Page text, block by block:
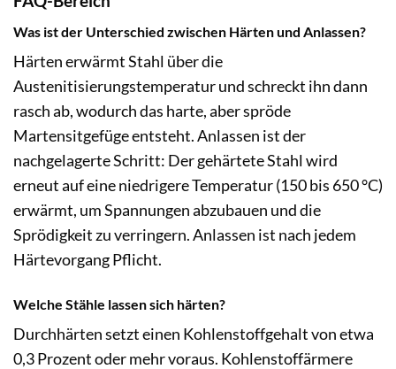
Was ist der Unterschied zwischen Härten und Anlassen?
Härten erwärmt Stahl über die
Austenitisierungstemperatur und schreckt ihn dann
rasch ab, wodurch das harte, aber spröde
Martensitgefüge entsteht. Anlassen ist der
nachgelagerte Schritt: Der gehärtete Stahl wird
erneut auf eine niedrigere Temperatur (150 bis 650 °C)
erwärmt, um Spannungen abzubauen und die
Sprödigkeit zu verringern. Anlassen ist nach jedem
Härtevorgang Pflicht.
Welche Stähle lassen sich härten?
Durchhärten setzt einen Kohlenstoffgehalt von etwa
0,3 Prozent oder mehr voraus. Kohlenstoffärmere